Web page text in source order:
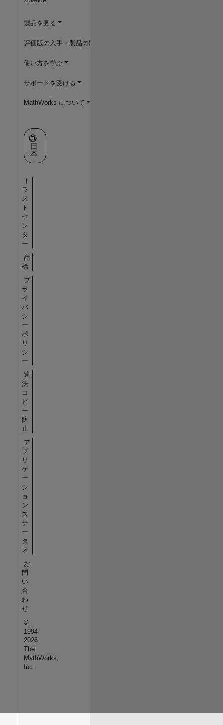
製品を見る
評価版の入手・製品の購入
使い方を学ぶ
サポートを受ける
MathWorks について
Web サイトの選択
日
本
ト
ラ
ス
ト
セ
ン
タ
ー
商
標
プ
ラ
イ
バ
シ
ー
ポ
リ
シ
ー
違
法
コ
ピ
ー
防
止
ア
プ
リ
ケ
ー
シ
ョ
ン
ス
テ
ー
タ
ス
お
問
い
合
わ
せ
©
1994-
2026
The
MathWorks,
Inc.